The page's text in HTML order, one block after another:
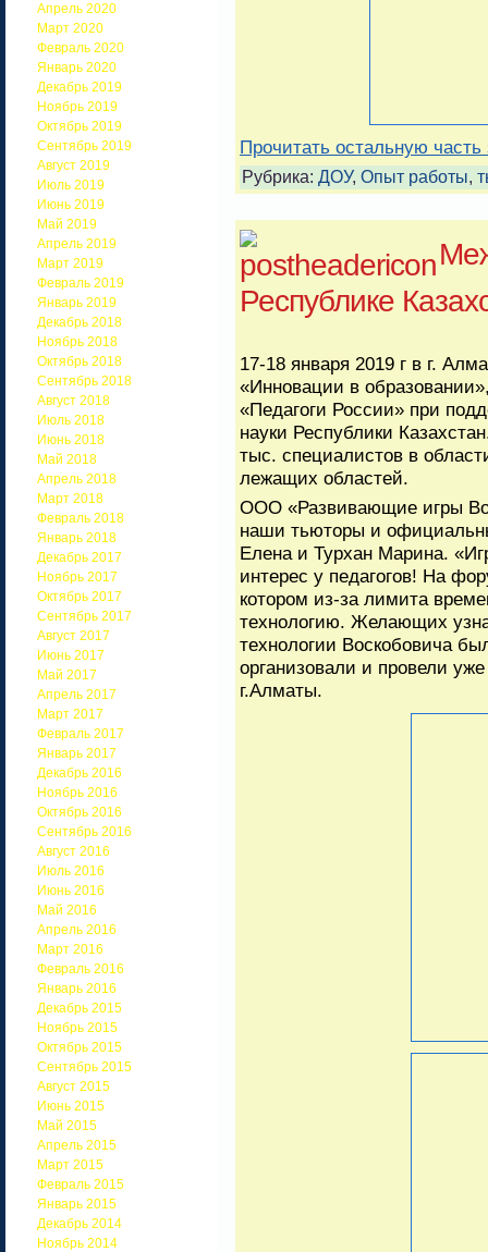
Апрель 2020
Март 2020
Февраль 2020
Январь 2020
Декабрь 2019
Ноябрь 2019
Октябрь 2019
Сентябрь 2019
Август 2019
Июль 2019
Июнь 2019
Май 2019
Апрель 2019
Март 2019
Февраль 2019
Январь 2019
Декабрь 2018
Ноябрь 2018
Октябрь 2018
Сентябрь 2018
Август 2018
Июль 2018
Июнь 2018
Май 2018
Апрель 2018
Март 2018
Февраль 2018
Январь 2018
Декабрь 2017
Ноябрь 2017
Октябрь 2017
Сентябрь 2017
Август 2017
Июнь 2017
Май 2017
Апрель 2017
Март 2017
Февраль 2017
Январь 2017
Декабрь 2016
Ноябрь 2016
Октябрь 2016
Сентябрь 2016
Август 2016
Июль 2016
Июнь 2016
Май 2016
Апрель 2016
Март 2016
Февраль 2016
Январь 2016
Декабрь 2015
Ноябрь 2015
Октябрь 2015
Сентябрь 2015
Август 2015
Июнь 2015
Май 2015
Апрель 2015
Март 2015
Февраль 2015
Январь 2015
Декабрь 2014
Ноябрь 2014
Прочитать остальную часть
Рубрика: ДОУ, Опыт работы,
Республике
17-18 января 2019 г в г.
«Инновации в
«Педагоги России» при
науки Республики
тыс. специалистов в
лежащих областей.
ООО «Развивающие игры
наши тьюторы и
Елена и Турхан Марина.
интерес у педагогов! На
котором из-за лимита
технологию. Желающих
технологии Воскобовича
организовали и провели
г.Алматы.